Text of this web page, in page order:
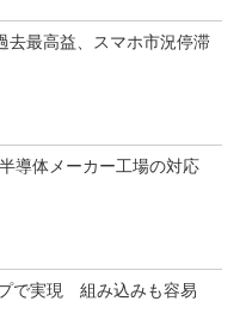
去最高益、スマホ市況停滞
導体メーカー工場の対応
で実現 組み込みも容易